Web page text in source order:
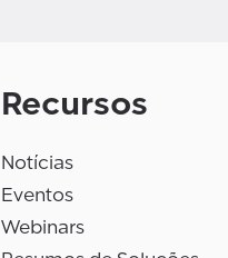
Recursos
Notícias
Eventos
Webinars